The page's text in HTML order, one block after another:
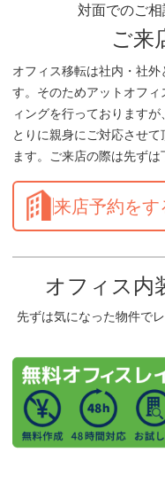
対面でのご
ご来
オフィス移転は社内・社
す。そのためアットオフ
ィングを行っております
とりに親身にご対応させ
ます。ご来店の際は先ずは
来店予約をす
オフィス内
先ずは気になった物件で